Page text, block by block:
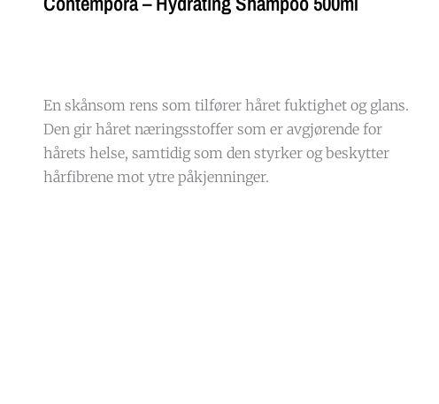
En skånsom rens som tilfører håret fuktighet og glans.
Den gir håret næringsstoffer som er avgjørende for
hårets helse, samtidig som den styrker og beskytter
hårfibrene mot ytre påkjenninger.